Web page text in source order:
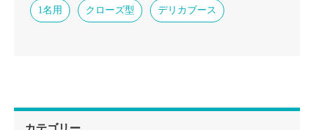
1名用 クローズ型 デリカブース